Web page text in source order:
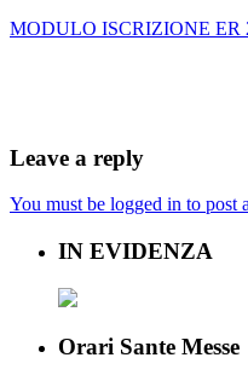
MODULO ISCRIZIONE ER
Leave a reply
You must be logged in to post
IN EVIDENZA
Orari Sante Messe